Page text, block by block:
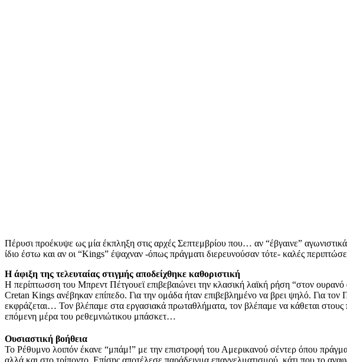
Πέρυσι προέκυψε ως μία έκπληξη στις αρχές Σεπτεμβρίου που… αν “έβγαινε”
ίδιο έστω και αν οι “Kings” έψαχναν -όπως πράγματι διερευνούσαν τότε- καλές
Η άφιξη της τελευταίας στιγμής αποδείχθηκε καθοριστική
Η περίπτωσση του Μπρεντ Πέτγουεϊ επιβεβαιώνει την κλασική λαϊκή ρήση “στον
Cretan Kings ανέβηκαν επίπεδο. Για την ομάδα ήταν επιβεβλημένο να βρει ψηλό. Για τον
εκφράζεται… Τον βλέπαμε στα εργασιακά πρωταθλήματα, τον βλέπαμε να κάθεται
επόμενη μέρα του ρεθεμνιώτικου μπάσκετ…
Ουσιαστική βοήθεια
Το Ρέθυμνο λοιπόν έκανε “μπάμ!” με την επιστροφή του Αμερικανού σέντερ όπου